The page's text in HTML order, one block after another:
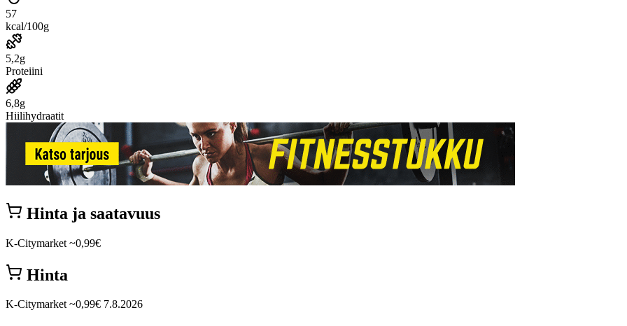
57
kcal/100g
5,2g
Proteiini
6,8g
Hiilihydraatit
Hinta ja saatavuus
K-Citymarket ~0,99€
Hinta
K-Citymarket ~0,99€ 7.8.2026